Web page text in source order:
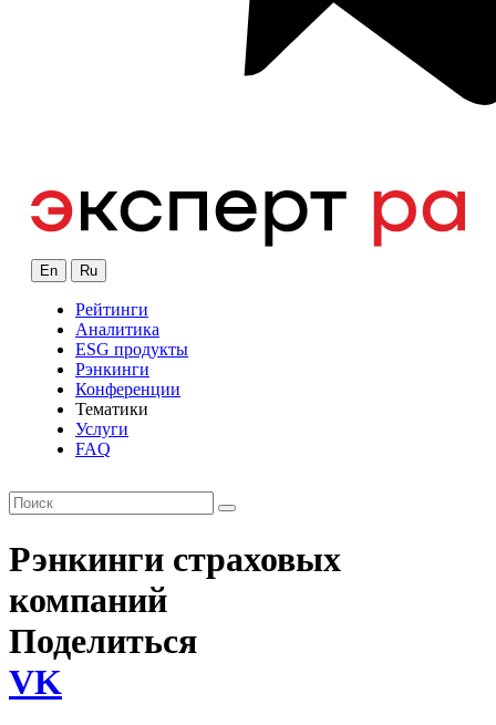
En Ru
Рейтинги
Аналитика
ESG продукты
Рэнкинги
Конференции
Тематики
Услуги
FAQ
Рэнкинги страховых
компаний
Поделиться
VK